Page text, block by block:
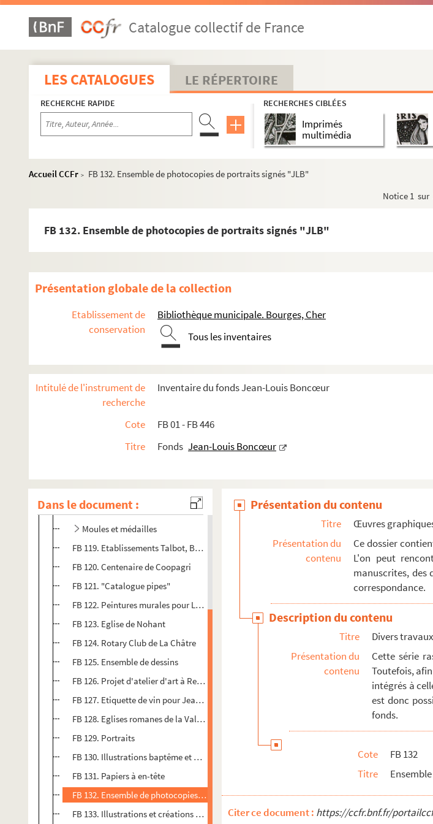
Catalogue collectif de France
LES CATALOGUES LE RÉPERTOIRE
RECHERCHE RAPIDE RECHERCHES CIBLÉES
Imprimés
multimédia
Accueil CCFr >
FB 132. Ensemble de photocopies de portraits signés "JLB"
Notice 1 sur
FB 132. Ensemble de photocopies de portraits signés "JLB"
Présentation globale de la collection
Etablissement de
conservation
Bibliothèque municipale. Bourges, Cher
Tous les inventaires
Intitulé de l'instrument de
recherche
Inventaire du fonds Jean-Louis Boncœur
Cote
FB 01 - FB 446
Titre
Fonds Jean-Louis Boncœur
Dans le document :
Œuvres littéraires
Illustrations d'ouvrages
Divers travaux d'illustration
FB 113. Médaille Sainte-Solange, Monnaie de Paris
Moules et médailles
FB 119. Etablissements Talbot, Bourges
FB 120. Centenaire de Coopagri
FB 121. "Catalogue pipes"
FB 122. Peintures murales pour Louis Dallot
FB 123. Eglise de Nohant
FB 124. Rotary Club de La Châtre
FB 125. Ensemble de dessins
FB 126. Projet d'atelier d'art à Rezay
FB 127. Etiquette de vin pour Jean Pichon
FB 128. Eglises romanes de la Vallée Noire
FB 129. Portraits
FB 130. Illustrations baptême et mariages - Robert Ardant (édition Droguet et Ardent) - Abbé de
FB 131. Papiers à en-tête
FB 132. Ensemble de photocopies de portraits signés "JLB"
FB 133. Illustrations et créations graphiques diverses
Présentation du contenu
Titre
Œuvres
Présentation du
contenu
Ce dossier
L'on peut
manuscrites, des
correspondance.
Description du contenu
Titre
Divers
Présentation du
contenu
Cette série
Toutefois,
intégrés à
est donc
fonds.
Cote
FB 132
Titre
Citer ce document : https://ccfr.bnf.fr/